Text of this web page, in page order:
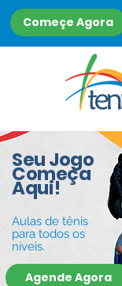
Começe Agora
Seu Jogo
Começa
Aqui!
Aulas de tênis
para todos os
níveis.
Agende Agora